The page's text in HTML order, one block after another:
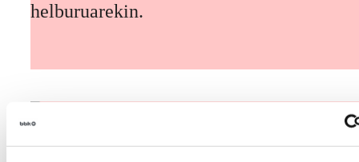
helburuarekin.
Etorkizuneko biztanleak